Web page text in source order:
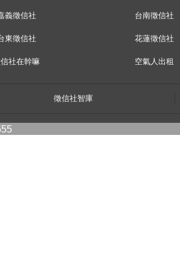
義徵信社 台南徵信社
東徵信社 花蓮徵信社
社在幹嘛 空氣人出租
徵信社智庫